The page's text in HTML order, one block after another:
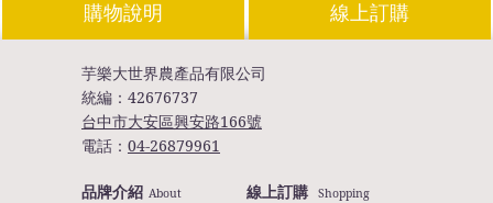
購物說明 線上訂購
芋樂大世界農產品有限公司
統編： 42676737
台中市大安區興安路166號
電話： 04-26879961
品牌介紹 About 線上訂購 Shopping